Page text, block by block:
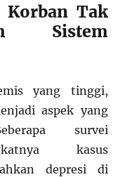
Korban Tak
Sistem
yang tinggi,
aspek yang
survei
kasus
depresi di